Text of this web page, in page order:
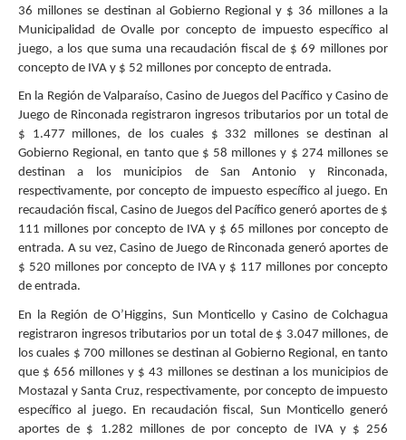
36 millones se destinan al Gobierno Regional y $ 36 millones a la
Municipalidad de Ovalle por concepto de impuesto específico al
juego, a los que suma una recaudación fiscal de $ 69 millones por
concepto de IVA y $ 52 millones por concepto de entrada.
En la Región de Valparaíso, Casino de Juegos del Pacífico y Casino de
Juego de Rinconada registraron ingresos tributarios por un total de
$ 1.477 millones, de los cuales $ 332 millones se destinan al
Gobierno Regional, en tanto que $ 58 millones y $ 274 millones se
destinan a los municipios de San Antonio y Rinconada,
respectivamente, por concepto de impuesto específico al juego. En
recaudación fiscal, Casino de Juegos del Pacífico generó aportes de $
111 millones por concepto de IVA y $ 65 millones por concepto de
entrada. A su vez, Casino de Juego de Rinconada generó aportes de
$ 520 millones por concepto de IVA y $ 117 millones por concepto
de entrada.
En la Región de O’Higgins, Sun Monticello y Casino de Colchagua
registraron ingresos tributarios por un total de $ 3.047 millones, de
los cuales $ 700 millones se destinan al Gobierno Regional, en tanto
que $ 656 millones y $ 43 millones se destinan a los municipios de
Mostazal y Santa Cruz, respectivamente, por concepto de impuesto
específico al juego. En recaudación fiscal, Sun Monticello generó
aportes de $ 1.282 millones de por concepto de IVA y $ 256